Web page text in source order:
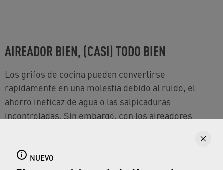
NUEVO
AIREADOR BIEN, (CASI) TODO BIEN
Los grifos de cocina pueden convertirse
rápidamente en una molestia debido al ruido, el
ahorro ineficaz de agua o las salpicaduras
incontroladas. Sin embargo, con los aireadores
estos problemas pueden resolverse
fácilmente. ¡Pruébelo!